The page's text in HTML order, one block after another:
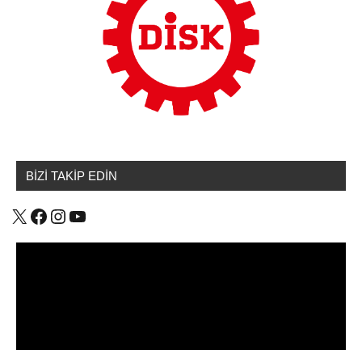
BİZİ TAKİP EDİN
X Facebook
Instagram
YouTube